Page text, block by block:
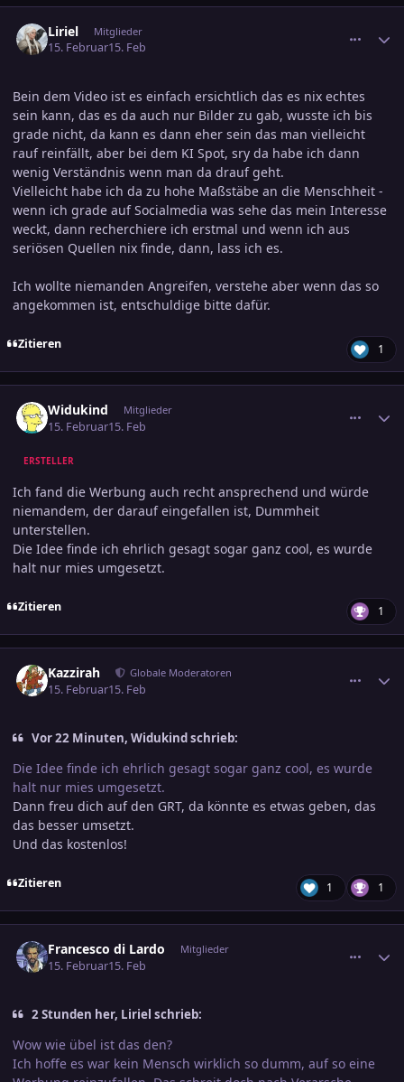
Liriel Mitglieder
15. Februar15. Feb
Bein dem Video ist es einfach ersichtlich das es nix echtes
sein kann, das es da auch nur Bilder zu gab, wusste ich bis
grade nicht, da kann es dann eher sein das man vielleicht
rauf reinfällt, aber bei dem KI Spot, sry da habe ich dann
wenig Verständnis wenn man da drauf geht.
Vielleicht habe ich da zu hohe Maßstäbe an die Menschheit -
wenn ich grade auf Socialmedia was sehe das mein Interesse
weckt, dann recherchiere ich erstmal und wenn ich aus
seriösen Quellen nix finde, dann, lass ich es.
Ich wollte niemanden Angreifen, verstehe aber wenn das so
angekommen ist, entschuldige bitte dafür.
Zitieren 1
Widukind Mitglieder
15. Februar15. Feb
ERSTELLER
Ich fand die Werbung auch recht ansprechend und würde
niemandem, der darauf eingefallen ist, Dummheit
unterstellen.
Die Idee finde ich ehrlich gesagt sogar ganz cool, es wurde
halt nur mies umgesetzt.
Zitieren 1
Kazzirah Globale Moderatoren
15. Februar15. Feb
Vor 22 Minuten, Widukind schrieb:
Die Idee finde ich ehrlich gesagt sogar ganz cool, es wurde
halt nur mies umgesetzt.
Dann freu dich auf den GRT, da könnte es etwas geben, das
das besser umsetzt.
Und das kostenlos!
Zitieren 1 1
Francesco di Lardo Mitglieder
15. Februar15. Feb
2 Stunden her, Liriel schrieb:
Wow wie übel ist das den?
Ich hoffe es war kein Mensch wirklich so dumm, auf so eine